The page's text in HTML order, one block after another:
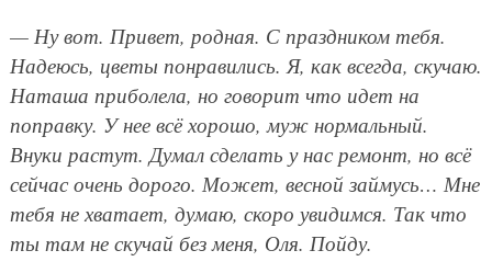
— Ну вот. Привет, родная. С праздником тебя.
Надеюсь, цветы понравились. Я, как всегда, скучаю.
Наташа приболела, но говорит что идет на
поправку. У нее всё хорошо, муж нормальный.
Внуки растут. Думал сделать у нас ремонт, но всё
сейчас очень дорого. Может, весной займусь… Мне
тебя не хватает, думаю, скоро увидимся. Так что
ты там не скучай без меня, Оля. Пойду.